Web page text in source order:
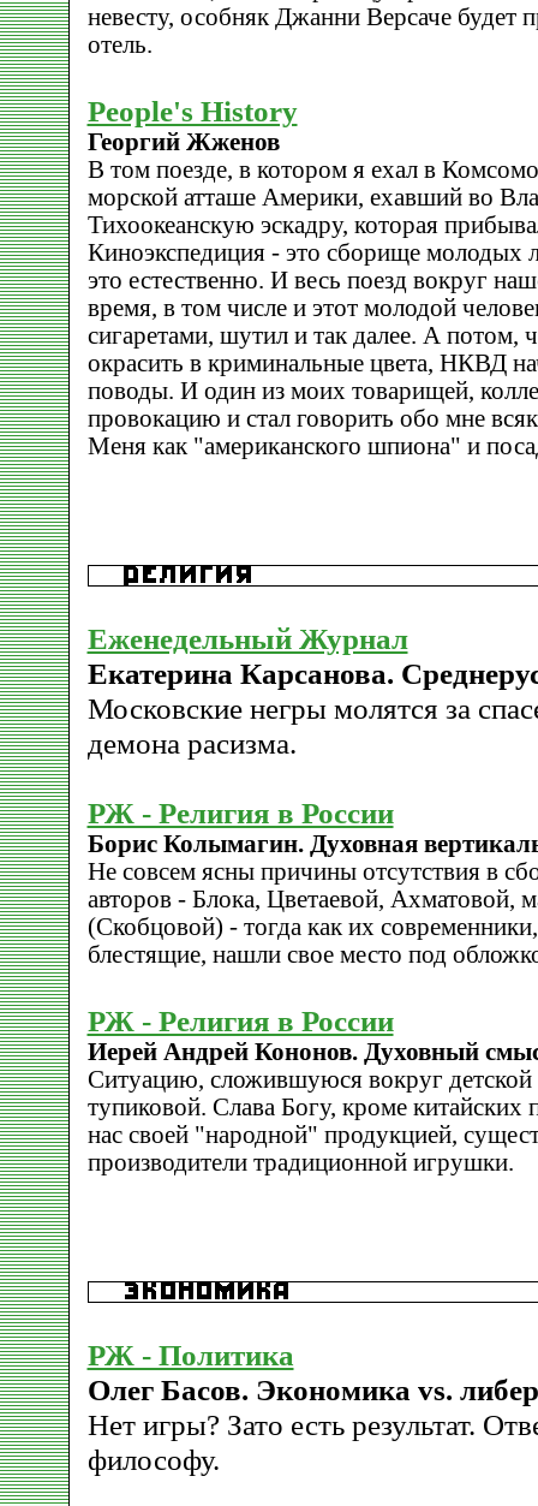
невесту, особняк Джанни Версаче будет
отель.
People's History
Георгий Жженов
В том поезде, в котором я ехал в
морской атташе Америки, ехавший во
Тихоокеанскую эскадру, которая
Киноэкспедиция - это сборище молодых
это естественно. И весь поезд вокруг
время, в том числе и этот молодой
сигаретами, шутил и так далее. А
окрасить в криминальные цвета, НКВД
поводы. И один из моих товарищей,
провокацию и стал говорить обо мне
Меня как "американского шпиона" и
Еженедельный Журнал
Екатерина Карсанова.
Московские негры молятся за
демона расизма.
РЖ - Религия в России
Борис Колымагин. Духовная
Не совсем ясны причины отсутствия в
авторов - Блока, Цветаевой, Ахматовой,
(Скобцовой) - тогда как их
блестящие, нашли свое место под
РЖ - Религия в России
Иерей Андрей Кононов. Духовный
Ситуацию, сложившуюся вокруг детской
тупиковой. Слава Богу, кроме китайских
нас своей "народной" продукцией,
производители традиционной игрушки.
РЖ - Политика
Олег Басов. Экономика vs.
Нет игры? Зато есть результат.
философу.